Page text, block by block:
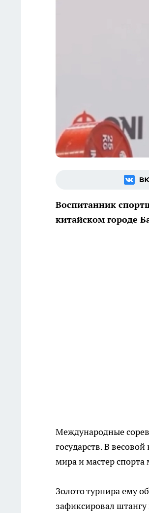
Воспитанник
китайском городе
Международные
государств. В
мира и мастер спорта
Золото турнира ему
зафиксировал